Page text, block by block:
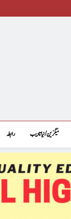
رابطہ میگزین/نیاتادیب